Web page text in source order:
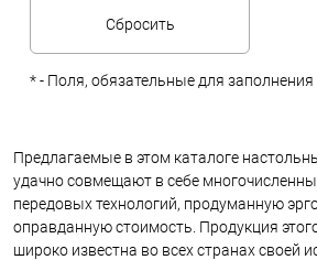
*- Поля, обязательные для заполнения
Предлагаемые в этом каталоге
удачно совмещают в себе
передовых технологий, продуманную
оправданную стоимость. Продукция
широко известна во всех странах своей